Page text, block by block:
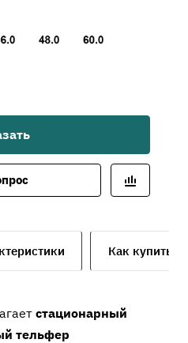
Как купить
стационарный
тельфер